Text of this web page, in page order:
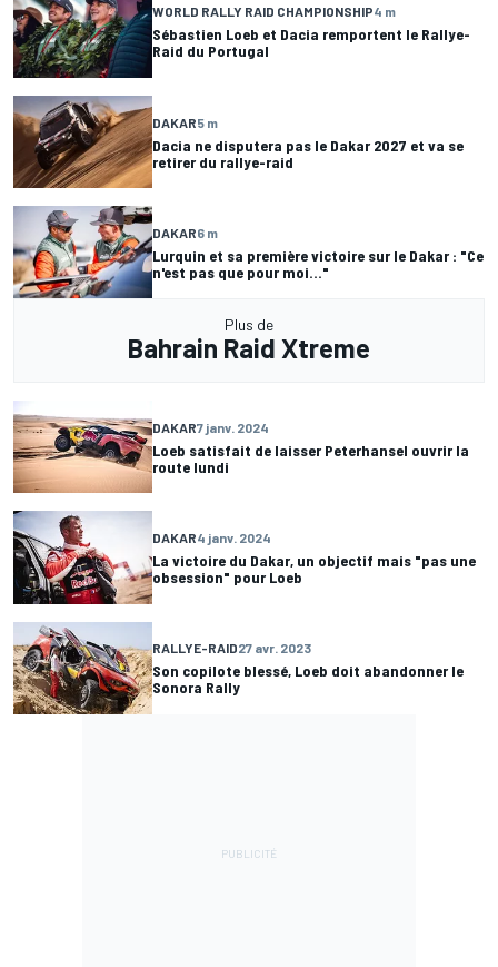
WORLD RALLY RAID CHAMPIONSHIP4 m
Sébastien Loeb et Dacia remportent le Rallye-
Raid du Portugal
DAKAR5 m
Dacia ne disputera pas le Dakar 2027 et va se
retirer du rallye-raid
DAKAR6 m
Lurquin et sa première victoire sur le Dakar : "Ce
n'est pas que pour moi..."
Plus de
Bahrain Raid Xtreme
DAKAR7 janv. 2024
Loeb satisfait de laisser Peterhansel ouvrir la
route lundi
DAKAR4 janv. 2024
La victoire du Dakar, un objectif mais "pas une
obsession" pour Loeb
RALLYE-RAID27 avr. 2023
Son copilote blessé, Loeb doit abandonner le
Sonora Rally